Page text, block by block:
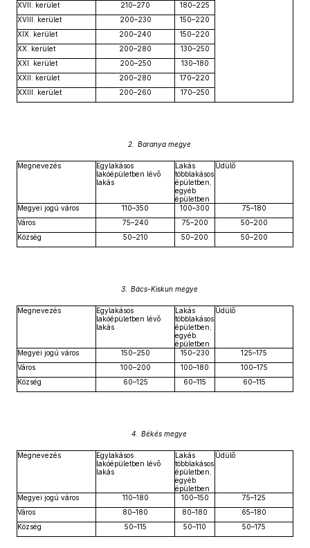
XVII. kerület 210–270
180–225
XVIII. kerület
200–230
150–220
XIX. kerület
200–240
150–220
XX. kerület
200–280
130–250
XXI. kerület
200–250
130–180
XXII. kerület
200–280
170–220
XXIII. kerület
200–260 170–250
2. Baranya megye
Megnevezés
Egylakásos
lakóépületben lévő
lakás
Lakás
többlakásos
épületben,
egyéb
épületben
Üdülő
Megyei jogú város 110–350 100–300
75–180
Város
75–240 75–200
50–200
Község
50–210 50–200 50–200
3. Bács-Kiskun megye
Megnevezés
Egylakásos
lakóépületben lévő
lakás
Lakás
többlakásos
épületben,
egyéb
épületben
Üdülő
Megyei jogú város 150–250 150–230
125–175
Város
100–200 100–180
100–175
Község
60–125 60–115 60–115
4. Békés megye
Megnevezés
Egylakásos
lakóépületben lévő
lakás
Lakás
többlakásos
épületben,
egyéb
épületben
Üdülő
Megyei jogú város 110–180 100–150
75–125
Város
80–180 80–180
65–180
Község
50–115 50–110 50–175